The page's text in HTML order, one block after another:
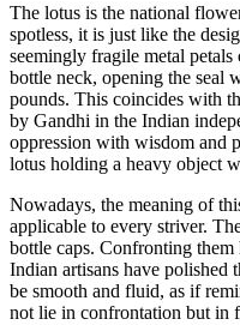
The lotus is the national
spotless, it is just like the
seemingly fragile metal
bottle neck, opening the seal
pounds. This coincides with
by Gandhi in the Indian
oppression with wisdom and
lotus holding a heavy object
Nowadays, the meaning of
applicable to every striver.
bottle caps. Confronting
Indian artisans have polished
be smooth and fluid, as if
not lie in confrontation but in